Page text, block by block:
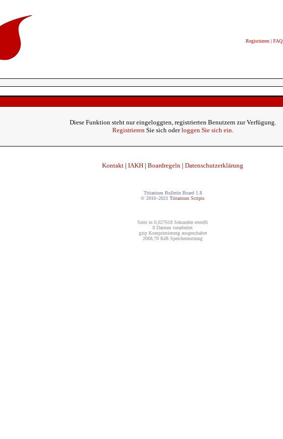
Registrieren | FAQ
Diese Funktion steht nur eingeloggten, registrierten Benutzern zur Verfügung.
RegistrierenSie sich oderloggen Sie sich ein.
Kontakt | IAKH | Boardregeln | Datenschutzerklärung
Tritanium Bulletin Board 1.8
© 2010–2021 Tritanium Scripts
Seite in 0,027618 Sekunden erstellt
8 Dateien verarbeitet
gzip Komprimierung ausgeschaltet
2068,70 KiB Speichernutzung